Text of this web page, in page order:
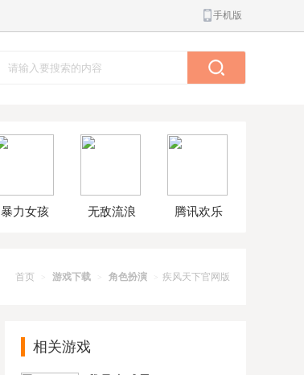
手机版
暴力女孩
化版
无敌流浪 腾讯欢乐
版
首页 > 游戏下载 > 角色扮演 > 疾风天下官网版
相关游戏